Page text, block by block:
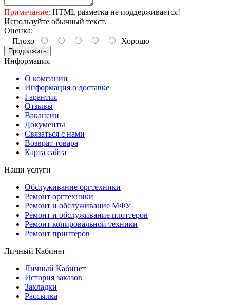
Примечание: HTML разметка не поддерживается!
Используйте обычный текст.
Оценка:
Плохо
Хорошо
Продолжить
Информация
О компании
Информация о доставке
Гарантия
Отзывы
Вакансии
Документы
Связаться с нами
Возврат товара
Карта сайта
Наши услуги
Обслуживание оргтехники
Ремонт оргтехники
Ремонт и обслуживание МФУ
Ремонт и обслуживание плоттеров
Ремонт копировальной техники
Ремонт принтеров
Личный Кабинет
Личный Кабинет
История заказов
Закладки
Рассылка